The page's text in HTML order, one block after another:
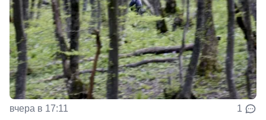
вчера в 17:11 1